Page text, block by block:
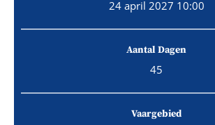
24 april 2027 10:00
Aantal Dagen
45
Vaargebied